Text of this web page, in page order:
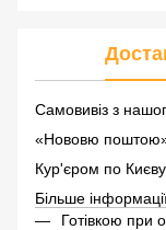
Самовивіз з
«Нововю поштою»
Кур'єром по Києву
Більше
Готівкою при